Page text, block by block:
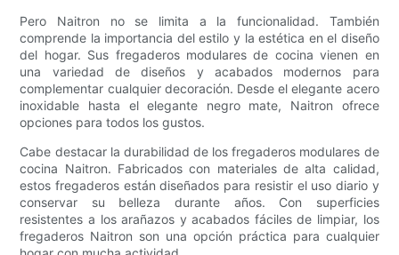
Pero Naitron no se limita a la funcionalidad. También
comprende la importancia del estilo y la estética en el diseño
del hogar. Sus fregaderos modulares de cocina vienen en
una variedad de diseños y acabados modernos para
complementar cualquier decoración. Desde el elegante acero
inoxidable hasta el elegante negro mate, Naitron ofrece
opciones para todos los gustos.
Cabe destacar la durabilidad de los fregaderos modulares de
cocina Naitron. Fabricados con materiales de alta calidad,
estos fregaderos están diseñados para resistir el uso diario y
conservar su belleza durante años. Con superficies
resistentes a los arañazos y acabados fáciles de limpiar, los
fregaderos Naitron son una opción práctica para cualquier